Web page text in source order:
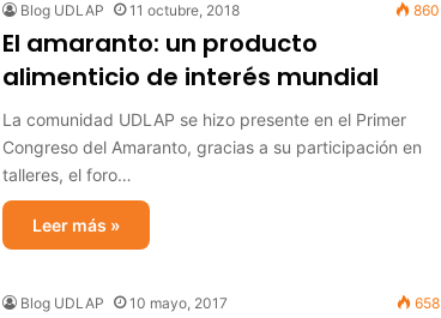
Blog UDLAP 11 octubre, 2018 860
El amaranto: un producto
alimenticio de interés mundial
La comunidad UDLAP se hizo presente en el Primer
Congreso del Amaranto, gracias a su participación en
talleres, el foro…
Leer más »
Blog UDLAP 10 mayo, 2017 658